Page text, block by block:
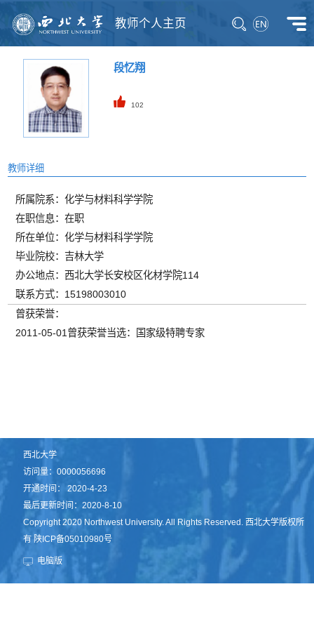
教师个人主页
段忆翔
102
教师详细
所属院系：化学与材料科学学院
在职信息：在职
所在单位：化学与材料科学学院
毕业院校：吉林大学
办公地点：西北大学长安校区化材学院114
联系方式：15198003010
曾获荣誉：
2011-05-01曾获荣誉当选：国家级特聘专家
西北大学
访问量：0000056696
开通时间：2020-4-23
最后更新时间：2020-8-10
Copyright 2020 Northwest University. All Rights Reserved. 西北大学版权所
有 陕ICP备05010980号
电脑版